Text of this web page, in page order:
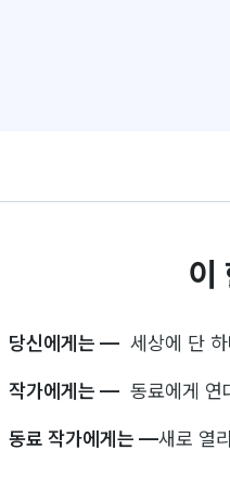
이
당신에게는 — 세상에 단
작가에게는 — 동료에게 연
동료 작가에게는 —새로 열